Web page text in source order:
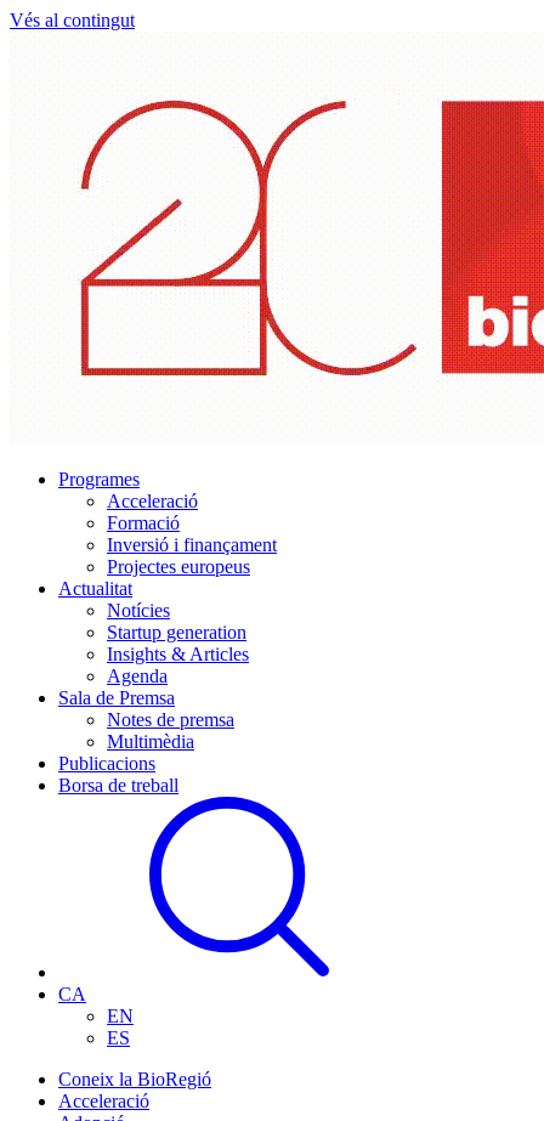
Vés al contingut
Programes
Acceleració
Formació
Inversió i finançament
Projectes europeus
Actualitat
Notícies
Startup generation
Insights & Articles
Agenda
Sala de Premsa
Notes de premsa
Multimèdia
Publicacions
Borsa de treball
CA
EN
ES
Coneix la BioRegió
Acceleració